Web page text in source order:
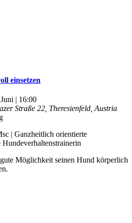
einsetzen
| 16:00
Straße 22, Theresienfeld, Austria
| Ganzheitlich orientierte
Möglichkeit seinen Hund körperlich